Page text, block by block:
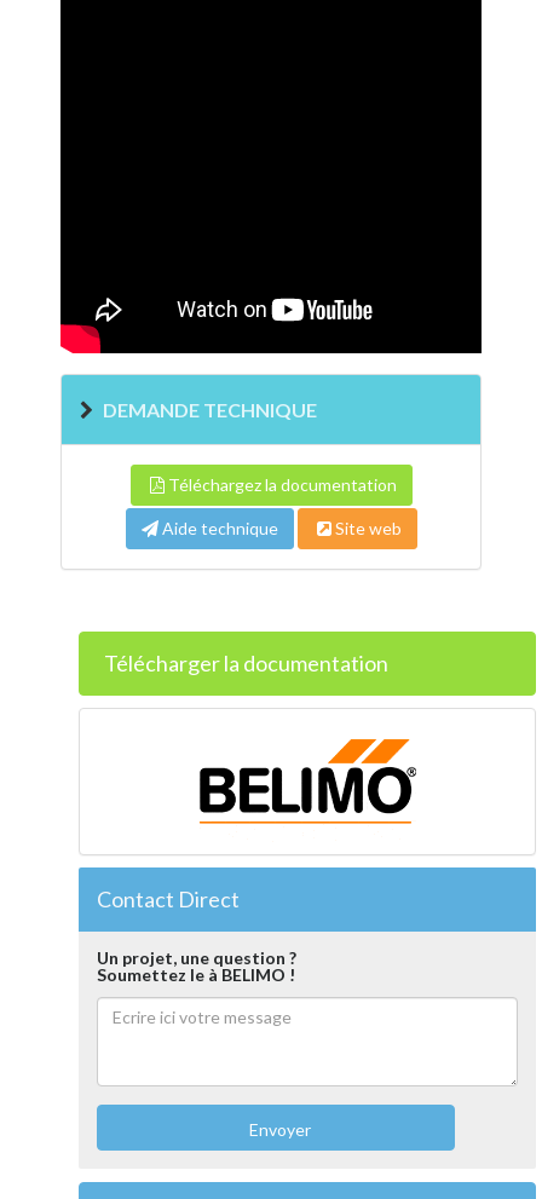
DEMANDE TECHNIQUE
Téléchargez la documentation
Aide technique Site web
Télécharger la documentation
Contact Direct
Un projet, une question ?
Soumettez le à BELIMO !
Envoyer